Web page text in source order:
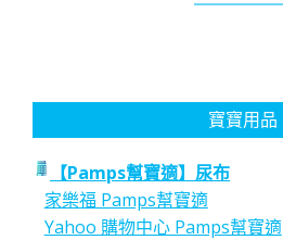
寶寶用品
【Pamps幫寶適】尿布
家樂福 Pamps幫寶適
Yahoo 購物中心 Pamps幫寶適